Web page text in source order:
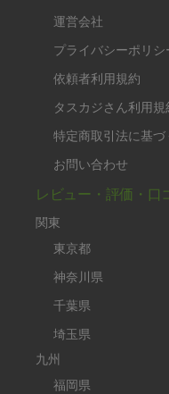
運営会社
プライバシーポリシ
依頼者利用規約
タスカジさん利用規
特定商取引法に基づ
お問い合わせ
レビュー・評価・口
関東
東京都
神奈川県
千葉県
埼玉県
九州
福岡県